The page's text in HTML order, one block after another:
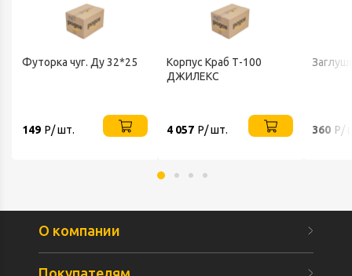
Футорка чуг. Ду 32*25
149 Р/ шт.
Корпус Краб Т-100
ДЖИЛЕКС
4 057 Р/ шт. 360 Р/
О компании
Покупателям